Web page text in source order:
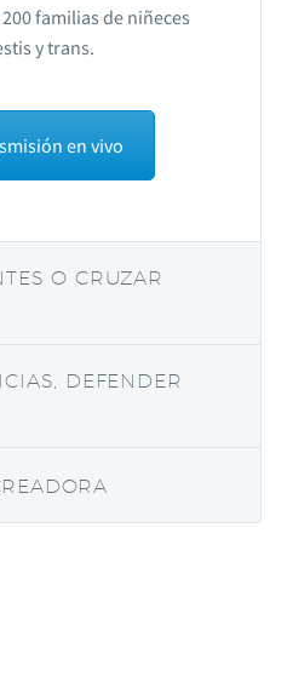
familias de niñeces
y trans.
en vivo
O CRUZAR
DEFENDER